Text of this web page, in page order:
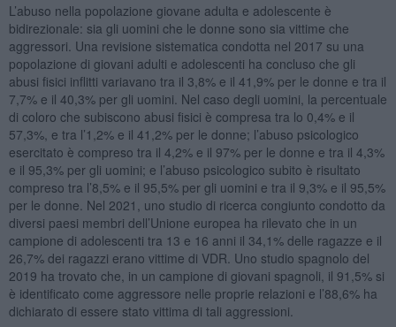
L’abuso nella popolazione giovane adulta e adolescente è
bidirezionale: sia gli uomini che le donne sono sia vittime che
aggressori. Una revisione sistematica condotta nel 2017 su una
popolazione di giovani adulti e adolescenti ha concluso che gli
abusi fisici inflitti variavano tra il 3,8% e il 41,9% per le donne e tra il
7,7% e il 40,3% per gli uomini. Nel caso degli uomini, la percentuale
di coloro che subiscono abusi fisici è compresa tra lo 0,4% e il
57,3%, e tra l’1,2% e il 41,2% per le donne; l’abuso psicologico
esercitato è compreso tra il 4,2% e il 97% per le donne e tra il 4,3%
e il 95,3% per gli uomini; e l’abuso psicologico subito è risultato
compreso tra l’8,5% e il 95,5% per gli uomini e tra il 9,3% e il 95,5%
per le donne. Nel 2021, uno studio di ricerca congiunto condotto da
diversi paesi membri dell’Unione europea ha rilevato che in un
campione di adolescenti tra 13 e 16 anni il 34,1% delle ragazze e il
26,7% dei ragazzi erano vittime di VDR. Uno studio spagnolo del
2019 ha trovato che, in un campione di giovani spagnoli, il 91,5% si
è identificato come aggressore nelle proprie relazioni e l’88,6% ha
dichiarato di essere stato vittima di tali aggressioni.